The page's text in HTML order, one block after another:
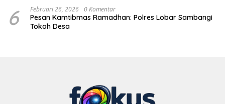
6 Februari 26, 2026 0 Komentar
Pesan Kamtibmas Ramadhan: Polres Lobar Sambangi
Tokoh Desa